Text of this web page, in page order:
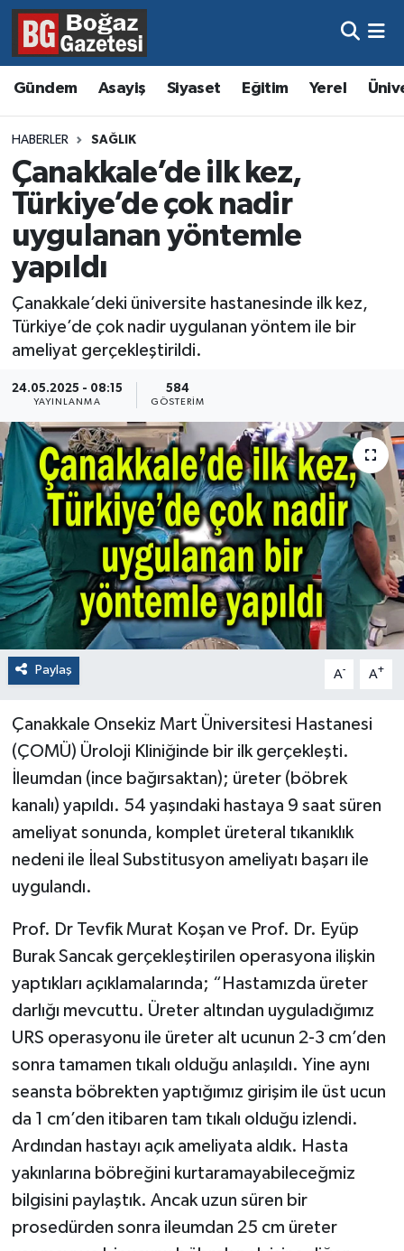
Gündem Asayiş Siyaset Eğitim Yerel
HABERLER SAĞLIK
Çanakkale’de ilk kez,
Türkiye’de çok nadir
uygulanan yöntemle
yapıldı
Çanakkale’deki üniversite hastanesinde ilk kez,
Türkiye’de çok nadir uygulanan yöntem ile bir
ameliyat gerçekleştirildi.
24.05.2025 - 08:15
YAYINLANMA
584
GÖSTERIM
Paylaş A- A+
Çanakkale Onsekiz Mart Üniversitesi Hastanesi
(ÇOMÜ) Üroloji Kliniğinde bir ilk gerçekleşti.
İleumdan (ince bağırsaktan); üreter (böbrek
kanalı) yapıldı. 54 yaşındaki hastaya 9 saat süren
ameliyat sonunda, komplet üreteral tıkanıklık
nedeni ile İleal Substitusyon ameliyatı başarı ile
uygulandı.
Prof. Dr Tevfik Murat Koşan ve Prof. Dr. Eyüp
Burak Sancak gerçekleştirilen operasyona ilişkin
yaptıkları açıklamalarında; “Hastamızda üreter
darlığı mevcuttu. Üreter altından uyguladığımız
URS operasyonu ile üreter alt ucunun 2-3 cm’den
sonra tamamen tıkalı olduğu anlaşıldı. Yine aynı
seansta böbrekten yaptığımız girişim ile üst ucun
da 1 cm’den itibaren tam tıkalı olduğu izlendi.
Ardından hastayı açık ameliyata aldık. Hasta
yakınlarına böbreğini kurtaramayabileceğmiz
bilgisini paylaştık. Ancak uzun süren bir
prosedürden sonra ileumdan 25 cm üreter
Asayiş
Eğitim
Ekonomi
Gündem
Kültür ve Sanat
Magazin
Resmi İlanlar
Sağlık
Hava Durumu
Trafik Durumu
Süper Lig Puan Durumu ve Fikstür
Tüm Manşetler
Son Dakika Haberleri
Haber Arşivi